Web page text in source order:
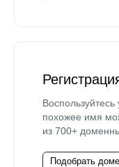
похожее имя
из 700+
Подобрать